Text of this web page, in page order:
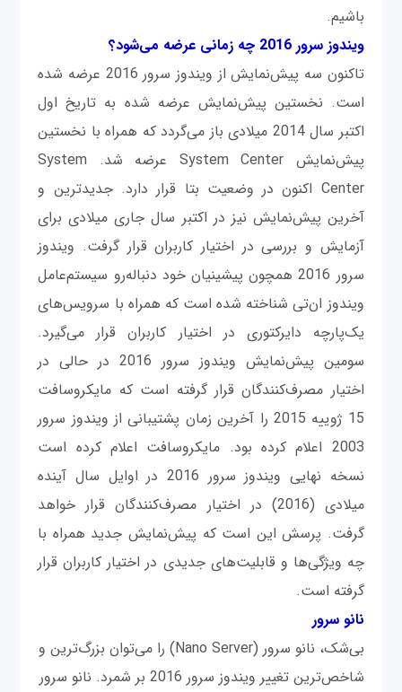
باشیم.
ویندوز سرور 2016 چه زمانی عرضه می‌شود؟
تاکنون سه پیش‌نمایش از ویندوز سرور 2016 عرضه شده
است. نخستین پیش‌نمایش عرضه شده به تاریخ اول
اکتبر سال 2014 میلادی باز می‌گردد که همراه با نخستین
پیش‌نمایش System Center عرضه شد. System
Center اکنون در وضعیت بتا قرار دارد. جدیدترین و
آخرین پیش‌نمایش نیز در اکتبر سال جاری میلادی برای
آزمایش و بررسی در اختیار کاربران قرار گرفت. ویندوز
سرور 2016 همچون پیشینیان خود دنباله‌رو سیستم‌عامل
ویندوز ان‌تی شناخته شده است که همراه با سرویس‌های
یک‌پارچه دایرکتوری در اختیار کاربران قرار می‌گیرد.
سومین پیش‌نمایش ویندوز سرور 2016 در حالی در
اختیار مصرف‌کنندگان قرار گرفته است که مایکروسافت
15 ژوییه 2015 را آخرین زمان پشتیبانی از ویندوز سرور
2003 اعلام کرده بود. مایکروسافت اعلام کرده است
نسخه نهایی ویندوز سرور 2016 در اوایل سال آینده
میلادی (2016) در اختیار مصرف‌کنندگان قرار خواهد
گرفت. پرسش این است که پیش‌نمایش جدید همراه با
چه ویژگی‌ها و قابلیت‌های جدیدی در اختیار کاربران قرار
گرفته است.
نانو سرور
بی‌شک، نانو سرور (Nano Server) را می‌توان بزرگ‌ترین و
شاخص‌ترین تغییر ویندوز سرور 2016 بر شمرد. نانو سرور